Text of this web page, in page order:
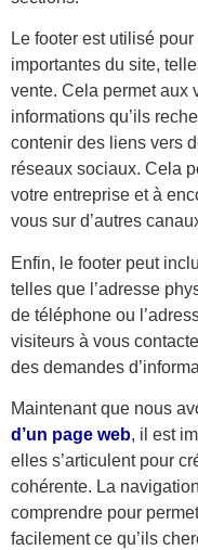
Le footer est utilisé
importantes du site,
vente. Cela permet aux
informations qu’ils
contenir des liens vers
réseaux sociaux. Cela
votre entreprise et à
vous sur d’autres
Enfin, le footer peut
telles que l’adresse
de téléphone ou
visiteurs à vous
des demandes
Maintenant que nous
d’un page web, il est
elles s’articulent pour
cohérente. La
comprendre pour
facilement ce qu’ils